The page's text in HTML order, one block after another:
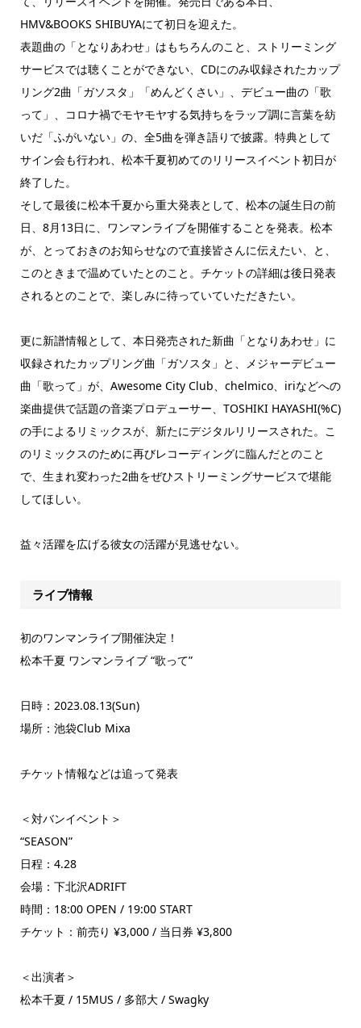
HMV&BOOKS SHIBUYAにて初日を迎えた。
表題曲の「となりあわせ」はもちろんのこと、ストリーミング
サービスでは聴くことができない、CDにのみ収録されたカップ
リング2曲「ガソスタ」「めんどくさい」、デビュー曲の「歌
って」、コロナ禍でモヤモヤする気持ちをラップ調に言葉を紡
いだ「ふがいない」の、全5曲を弾き語りで披露。特典として
サイン会も行われ、松本千夏初めてのリリースイベント初日が
終了した。
そして最後に松本千夏から重大発表として、松本の誕生日の前
日、8月13日に、ワンマンライブを開催することを発表。松本
が、とっておきのお知らせなので直接皆さんに伝えたい、と、
このときまで温めていたとのこと。チケットの詳細は後日発表
されるとのことで、楽しみに待っていていただきたい。
更に新譜情報として、本日発売された新曲「となりあわせ」に
収録されたカップリング曲「ガソスタ」と、メジャーデビュー
曲「歌って」が、Awesome City Club、chelmico、iriなどへの
楽曲提供で話題の音楽プロデューサー、TOSHIKI HAYASHI(%C)
の手によるリミックスが、新たにデジタルリリースされた。こ
のリミックスのために再びレコーディングに臨んだとのこと
で、生まれ変わった2曲をぜひストリーミングサービスで堪能
してほしい。
益々活躍を広げる彼女の活躍が見逃せない。
ライブ情報
初のワンマンライブ開催決定！
松本千夏 ワンマンライブ “歌って”
日時：2023.08.13(Sun)
場所：池袋Club Mixa
チケット情報などは追って発表
＜対バンイベント＞
“SEASON”
日程：4.28
会場：下北沢ADRIFT
時間：18:00 OPEN / 19:00 START
チケット：前売り ¥3,000 / 当日券 ¥3,800
＜出演者＞
松本千夏 / 15MUS / 多部大 / Swagky